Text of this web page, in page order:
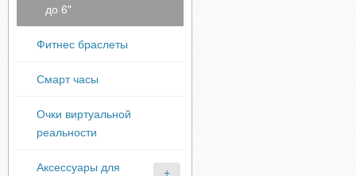
до 6"
Фитнес браслеты
Смарт часы
Очки виртуальной
реальности
Аксессуары для